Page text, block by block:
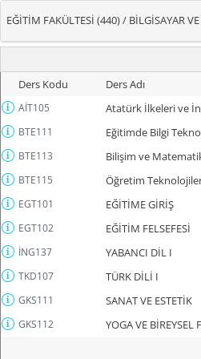
EĞİTİM FAKÜLTESİ (440) / BİLGİSAYAR
Ders Kodu
Ders Adı
AİT105 Atatürk İlkeleri ve
BTE111 Eğitimde Bilgi
BTE113 Bilişim ve
BTE115 Öğretim
EGT101 EĞİTİME GİRİŞ
EGT102 EĞİTİM FELSEFESİ
İNG137 YABANCI DİL I
TKD107 TÜRK DİLİ I
GKS111 SANAT VE ESTETİK
GKS112 YOGA VE BİREYSEL